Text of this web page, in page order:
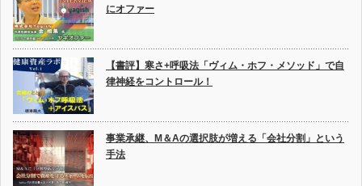
にオファー
【書評】寒さ+呼吸法「ヴィム・ホフ・メソッド」で自
律神経をコントロール！
事業承継、M＆Aの選択肢が増える「会社分割」という
手法